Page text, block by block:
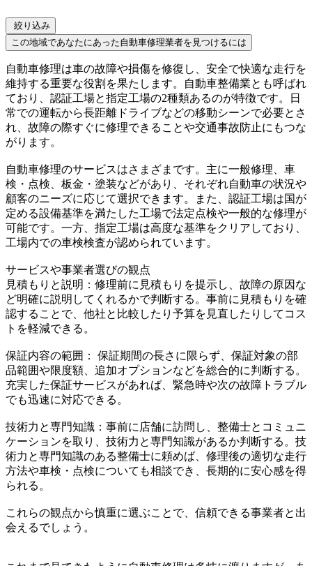
絞り込み
この地域であなたにあった自動車修理業者を見つけるには
自動車修理は車の故障や損傷を修復し、安全で快適な走行を
維持する重要な役割を果たします。自動車整備業とも呼ばれ
ており、認証工場と指定工場の2種類あるのが特徴です。日
常での運転から長距離ドライブなどの移動シーンで必要とさ
れ、故障の際すぐに修理できることや交通事故防止にもつな
がります。
自動車修理のサービスはさまざまです。主に一般修理、車
検・点検、板金・塗装などがあり、それぞれ自動車の状況や
顧客のニーズに応じて選択できます。また、認証工場は国が
定める設備基準を満たした工場で法定点検や一般的な修理が
可能です。一方、指定工場は高度な基準をクリアしており、
工場内での車検検査が認められています。
サービスや事業者選びの観点
見積もりと説明：修理前に見積もりを提示し、故障の原因な
ど明確に説明してくれるかで判断する。事前に見積もりを確
認することで、他社と比較したり予算を見直したりしてコス
トを軽減できる。
保証内容の範囲： 保証期間の長さに限らず、保証対象の部
品範囲や限度額、追加オプションなどを総合的に判断する。
充実した保証サービスがあれば、緊急時や次の故障トラブル
でも迅速に対応できる。
技術力と専門知識：事前に店舗に訪問し、整備士とコミュニ
ケーションを取り、技術力と専門知識があるか判断する。技
術力と専門知識のある整備士に頼めば、修理後の適切な走行
方法や車検・点検についても相談でき、長期的に安心感を得
られる。
これらの観点から慎重に選ぶことで、信頼できる事業者と出
会えるでしょう。